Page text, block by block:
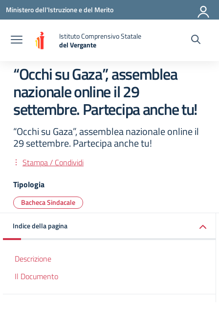
Vai ai contenuti
Vai al menu di navigazione
Vai al footer
Ministero dell'Istruzione e del Merito
Istituto Comprensivo Statale
del Vergante
— Visita la pagina iniziale della scuola
“Occhi su Gaza”, assemblea
nazionale online il 29
settembre. Partecipa anche tu!
“Occhi su Gaza”, assemblea nazionale online il
29 settembre. Partecipa anche tu!
Stampa / Condividi
Tipologia
Bacheca Sindacale
Indice della pagina
Descrizione
Il Documento